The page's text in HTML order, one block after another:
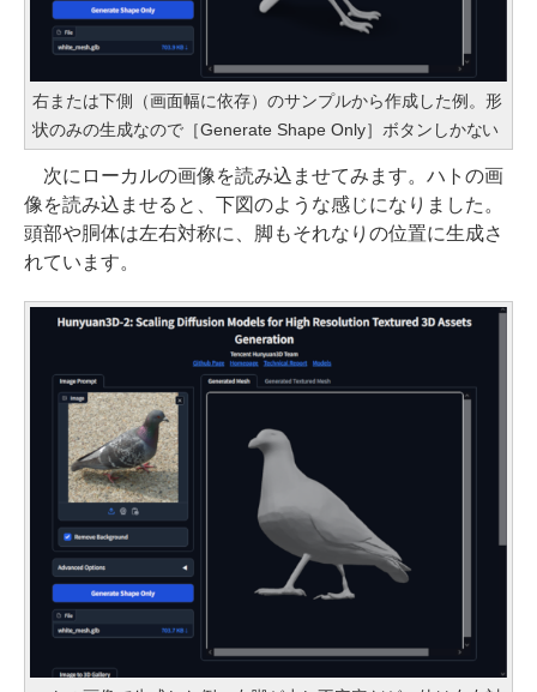
右または下側（画面幅に依存）のサンプルから作成した例。形
状のみの生成なので［Generate Shape Only］ボタンしかない
次にローカルの画像を読み込ませてみます。ハトの画
像を読み込ませると、下図のような感じになりました。
頭部や胴体は左右対称に、脚もそれなりの位置に生成さ
れています。